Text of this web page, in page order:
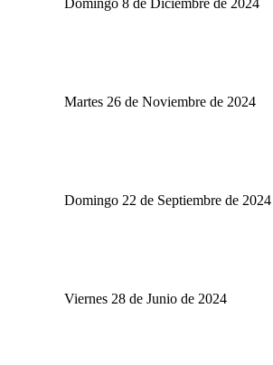
Martes 26 de Noviembre de 2024
Domingo 22 de Septiembre de 2024
Viernes 28 de Junio de 2024